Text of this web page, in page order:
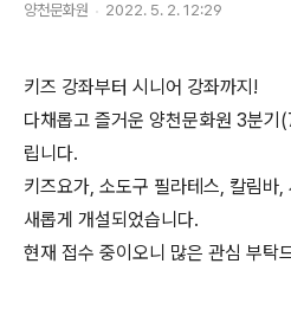
양천문화원 2022. 5. 2. 12:29
키즈 강좌부터 시니어 강좌까지!
다채롭고 즐거운 양천문화원 3분기
립니다.
키즈요가, 소도구 필라테스, 칼림바
새롭게 개설되었습니다.
현재 접수 중이오니 많은 관심 부탁